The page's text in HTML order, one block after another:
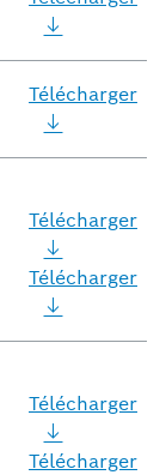
Télécharger
Télécharger
Télécharger
Télécharger
Télécharger